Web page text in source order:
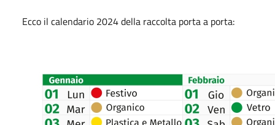
Ecco il calendario 2024 della raccolta porta a porta: